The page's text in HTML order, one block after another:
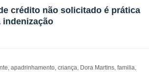
crédito não solicitado é prática
indenização
, apadrinhamento, criança, Dora Martins, familia,